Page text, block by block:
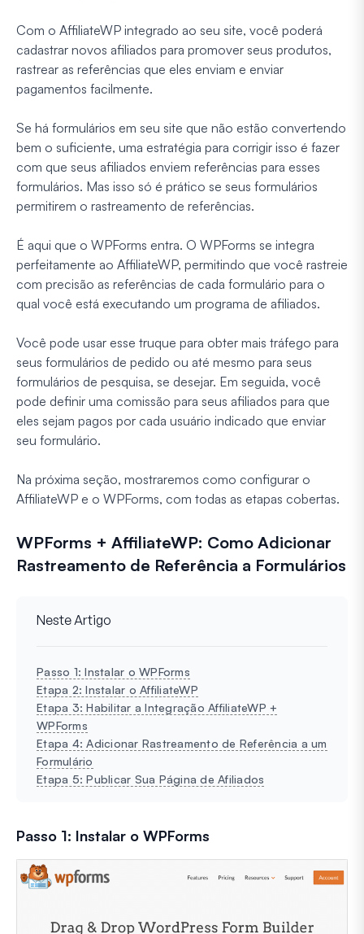
Com o AffiliateWP integrado ao seu site, você poderá
cadastrar novos afiliados para promover seus produtos,
rastrear as referências que eles enviam e enviar
pagamentos facilmente.
Se há formulários em seu site que não estão convertendo
bem o suficiente, uma estratégia para corrigir isso é fazer
com que seus afiliados enviem referências para esses
formulários. Mas isso só é prático se seus formulários
permitirem o rastreamento de referências.
É aqui que o WPForms entra. O WPForms se integra
perfeitamente ao AffiliateWP, permitindo que você rastreie
com precisão as referências de cada formulário para o
qual você está executando um programa de afiliados.
Você pode usar esse truque para obter mais tráfego para
seus formulários de pedido ou até mesmo para seus
formulários de pesquisa, se desejar. Em seguida, você
pode definir uma comissão para seus afiliados para que
eles sejam pagos por cada usuário indicado que enviar
seu formulário.
Na próxima seção, mostraremos como configurar o
AffiliateWP e o WPForms, com todas as etapas cobertas.
WPForms + AffiliateWP: Como Adicionar
Rastreamento de Referência a Formulários
Neste Artigo
Passo 1: Instalar o WPForms
Etapa 2: Instalar o AffiliateWP
Etapa 3: Habilitar a Integração AffiliateWP +
WPForms
Etapa 4: Adicionar Rastreamento de Referência a um
Formulário
Etapa 5: Publicar Sua Página de Afiliados
Passo 1: Instalar o WPForms